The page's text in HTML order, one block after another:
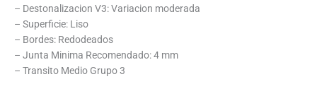
– Destonalizacion V3: Variacion moderada
– Superficie: Liso
– Bordes: Redodeados
– Junta Minima Recomendado: 4 mm
– Transito Medio Grupo 3